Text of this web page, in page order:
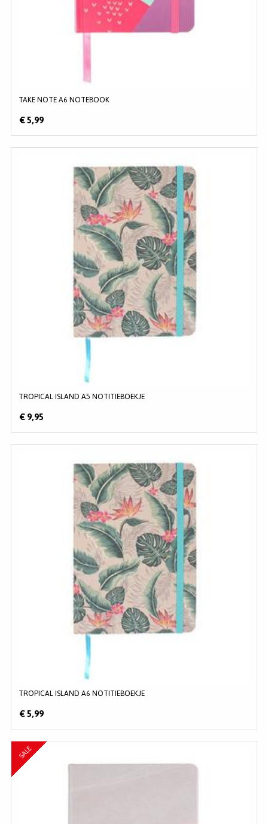
TAKE NOTE A6 NOTEBOOK
€ 5,99
TROPICAL ISLAND A5 NOTITIEBOEKJE
€ 9,95
TROPICAL ISLAND A6 NOTITIEBOEKJE
€ 5,99
SALE